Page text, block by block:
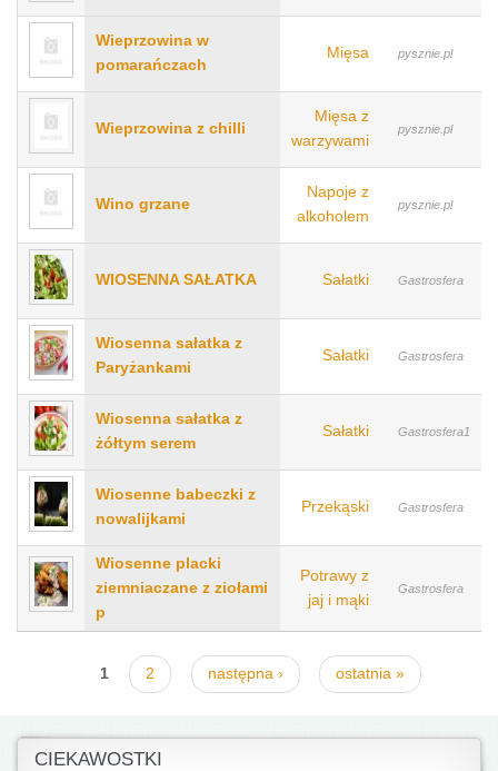
Wieprzowina w
pomarańczach
Mięsa pysznie.pl
Wieprzowina z chilli
Mięsa z
warzywami
pysznie.pl
Wino grzane
Napoje z
alkoholem
pysznie.pl
WIOSENNA SAŁATKA Sałatki Gastrosfera
Wiosenna sałatka z
Paryżankami
Sałatki Gastrosfera
Wiosenna sałatka z
żółtym serem
Sałatki Gastrosfera1
Wiosenne babeczki z
nowalijkami
Przekąski Gastrosfera
Wiosenne placki
ziemniaczane z ziołami
p
Potrawy z
jaj i mąki
Gastrosfera
1 2 następna › ostatnia »
CIEKAWOSTKI